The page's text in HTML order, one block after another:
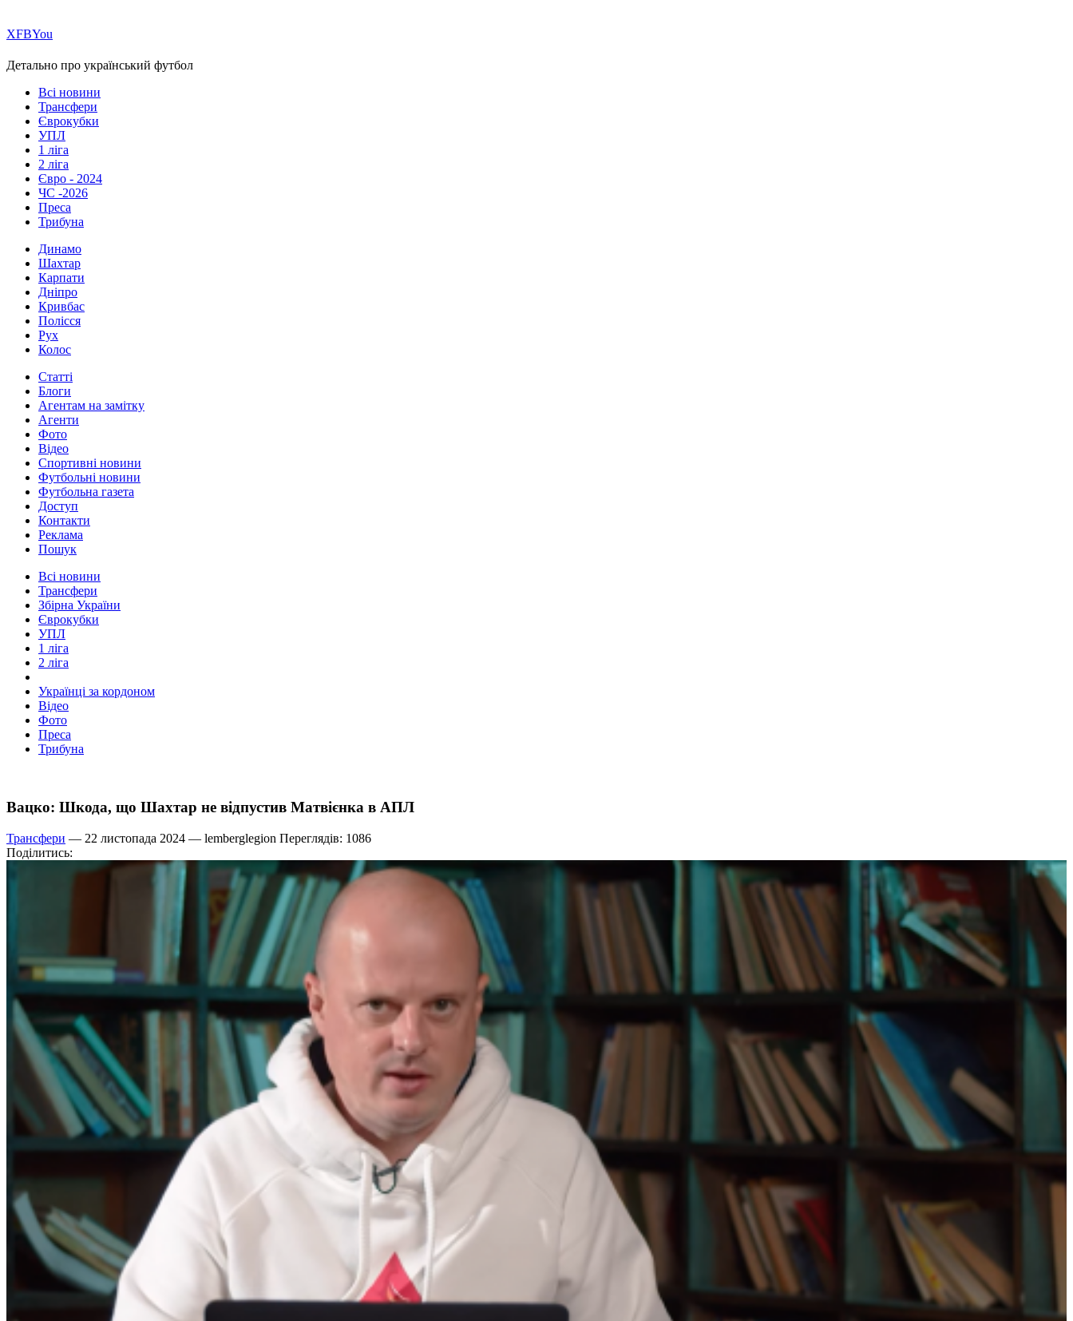
ХFBYou
Детально про український футбол
Всі новини
Трансфери
Єврокубки
УПЛ
1 ліга
2 ліга
Євро - 2024
ЧС -2026
Преса
Трибуна
Динамо
Шахтар
Карпати
Дніпро
Кривбас
Полісся
Рух
Колос
Статті
Блоги
Агентам на замітку
Агенти
Фото
Відео
Спортивні новини
Футбольні новини
Футбольна газета
Доступ
Контакти
Реклама
Пошук
Всі новини
Трансфери
Збірна України
Єврокубки
УПЛ
1 ліга
2 ліга
Українці за кордоном
Відео
Фото
Преса
Трибуна
Вацко: Шкода, що Шахтар не відпустив Матвієнка в АПЛ
Трансфери — 22 листопада 2024 — lemberglegion Переглядів: 1086
Поділитись: